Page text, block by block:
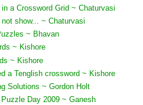
a Crossword Grid ~ Chaturvasi
show... ~ Chaturvasi
~ Bhavan
~ Kishore
~ Kishore
a Tenglish crossword ~ Kishore
Solutions ~ Gordon Holt
Day 2009 ~ Ganesh